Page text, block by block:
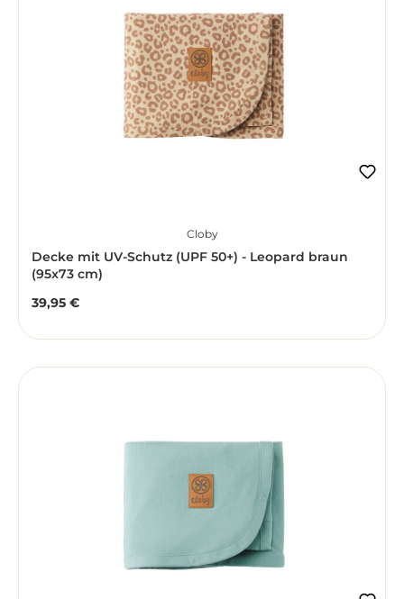
Cloby
Decke mit UV-Schutz (UPF 50+) - Leopard braun
(95x73 cm)
Regulärer Preis:
39,95 €